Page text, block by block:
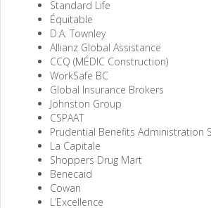
Standard Life
Équitable
D.A. Townley
Allianz Global Assistance
CCQ (MÉDIC Construction)
WorkSafe BC
Global Insurance Brokers
Johnston Group
CSPAAT
Prudential Benefits Administration
La Capitale
Shoppers Drug Mart
Benecaid
Cowan
L’Excellence